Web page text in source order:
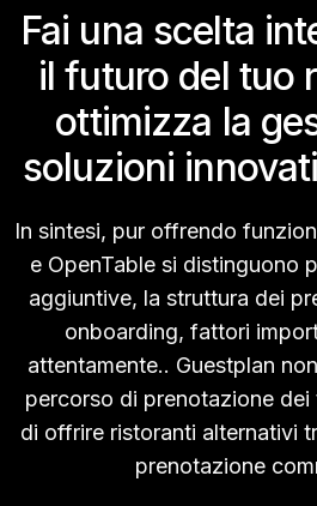
Fai una scelta
il futuro del tuo
ottimizza la
soluzioni
In sintesi, pur offrendo
e OpenTable si distinguono
aggiuntive, la struttura dei
onboarding, fattori
attentamente.. Guestplan
percorso di prenotazione
di offrire ristoranti alternativi
prenotazione